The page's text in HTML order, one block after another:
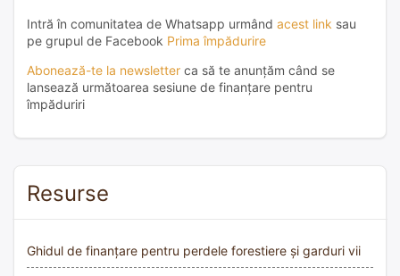
Intră în comunitatea de Whatsapp urmând acest link sau
pe grupul de Facebook Prima împădurire
Abonează-te la newsletter ca să te anunțăm când se
lansează următoarea sesiune de finanțare pentru
împăduriri
Resurse
Ghidul de finanțare pentru perdele forestiere și garduri vii